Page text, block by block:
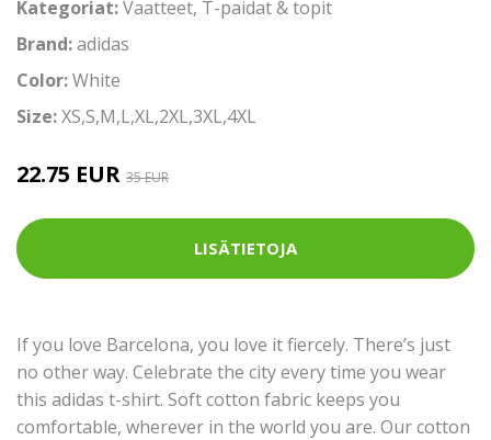
Kategoriat:Vaatteet, T-paidat & topit
Brand:adidas
Color:White
Size:XS,S,M,L,XL,2XL,3XL,4XL
22.75 EUR 35 EUR
LISÄTIETOJA
If you love Barcelona, you love it fiercely. There’s just
no other way. Celebrate the city every time you wear
this adidas t-shirt. Soft cotton fabric keeps you
comfortable, wherever in the world you are. Our cotton